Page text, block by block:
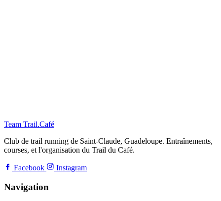
Team Trail.Café
Club de trail running de Saint-Claude, Guadeloupe. Entraînements,
courses, et l'organisation du Trail du Café.
Facebook Instagram
Navigation